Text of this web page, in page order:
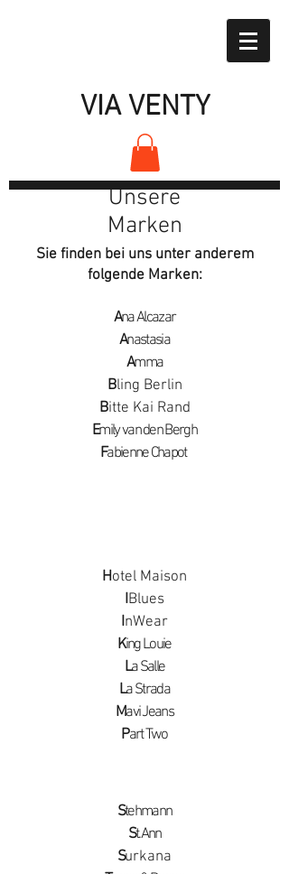
VIA VENTY
Unsere
Marken
Sie finden bei uns unter anderem
folgende Marken:
Ana Alcazar
Anastasia
Amma
Bling Berlin
Bitte Kai Rand
Emily van den Bergh
Fabienne Chapot
Hotel Maison
IBlues
InWear
King Louie
La Salle
La Strada
Mavi Jeans
Part Two
Stehmann
St.Ann
Surkana